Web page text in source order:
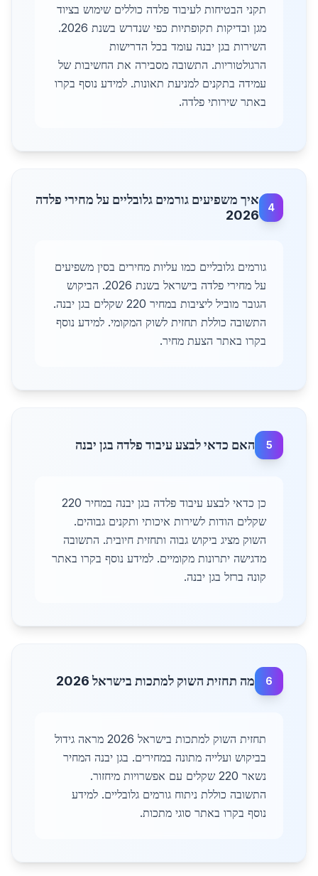
תקני הבטיחות לעיבוד פלדה כוללים שימוש בציוד
מגן ובדיקות תקופתיות כפי שנדרש בשנת 2026.
השירות בגן יבנה עומד בכל הדרישות
הרגולטוריות. התשובה מסבירה את החשיבות של
עמידה בתקנים למניעת תאונות. למידע נוסף בקרו
באתר שירותי פלדה.
4
איך משפיעים גורמים גלובליים על מחירי פלדה
2026
גורמים גלובליים כמו עליות מחירים בסין משפיעים
על מחירי פלדה בישראל בשנת 2026. הביקוש
הגובר מוביל ליציבות במחיר 220 שקלים בגן יבנה.
התשובה כוללת תחזית לשוק המקומי. למידע נוסף
בקרו באתר הצעת מחיר.
5 האם כדאי לבצע עיבוד פלדה בגן יבנה
כן כדאי לבצע עיבוד פלדה בגן יבנה במחיר 220
שקלים הודות לשירות איכותי ותקנים גבוהים.
השוק מציג ביקוש גבוה ותחזית חיובית. התשובה
מדגישה יתרונות מקומיים. למידע נוסף בקרו באתר
קונה ברזל בגן יבנה.
6 מה תחזית השוק למתכות בישראל 2026
תחזית השוק למתכות בישראל 2026 מראה גידול
בביקוש ועלייה מתונה במחירים. בגן יבנה המחיר
נשאר 220 שקלים עם אפשרויות מיחזור.
התשובה כוללת ניתוח גורמים גלובליים. למידע
נוסף בקרו באתר סוגי מתכות.